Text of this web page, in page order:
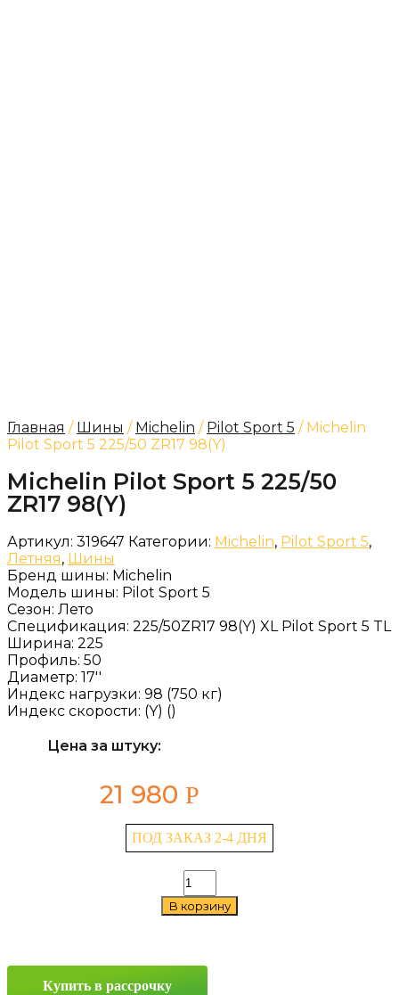
Главная / Шины / Michelin / Pilot Sport 5 / Michelin
Pilot Sport 5 225/50 ZR17 98(Y)
Michelin Pilot Sport 5 225/50
ZR17 98(Y)
Артикул: 319647 Категории: Michelin, Pilot Sport 5,
Летняя, Шины
Бренд шины: Michelin
Модель шины: Pilot Sport 5
Сезон: Лето
Спецификация: 225/50ZR17 98(Y) XL Pilot Sport 5 TL
Ширина: 225
Профиль: 50
Диаметр: 17''
Индекс нагрузки: 98 (750 кг)
Индекс скорости: (Y) ()
Цена за штуку:
21 980 Р
ПОД ЗАКАЗ 2-4 ДНЯ
Количество
товара
Michelin
225/50
В корзину
Купить в рассрочку